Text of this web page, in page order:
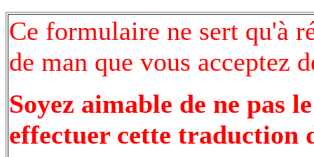
Ce formulaire ne sert qu'à
de man que vous acceptez
Soyez aimable de ne pas
effectuer cette traduction